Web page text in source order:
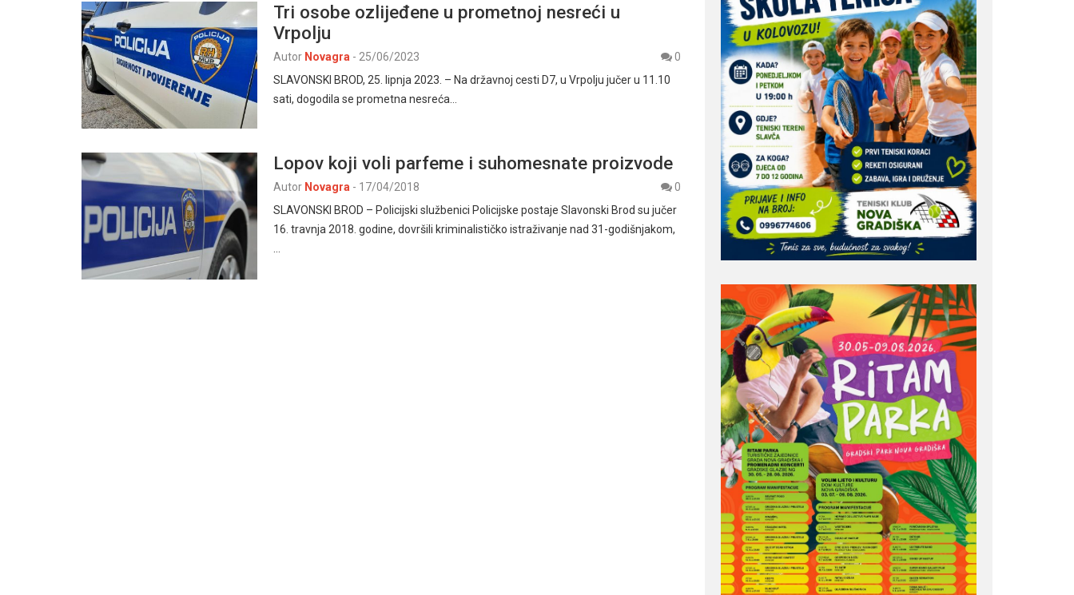
Tri osobe ozlijeđene u prometnoj nesreći u
Vrpolju
Autor Novagra - 25/06/2023
0
SLAVONSKI BROD, 25. lipnja 2023. – Na državnoj cesti D7, u Vrpolju jučer u 11.10
sati, dogodila se prometna nesreća…
Lopov koji voli parfeme i suhomesnate proizvode
Autor Novagra - 17/04/2018
0
SLAVONSKI BROD – Policijski službenici Policijske postaje Slavonski Brod su jučer
16. travnja 2018. godine, dovršili kriminalističko istraživanje nad 31-godišnjakom,